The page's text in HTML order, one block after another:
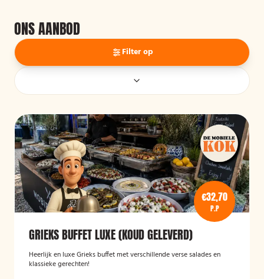
ONS AANBOD
Filter op
€32,70
P.P
GRIEKS BUFFET LUXE (KOUD GELEVERD)
Heerlijk en luxe Grieks buffet met verschillende verse salades en
klassieke gerechten!